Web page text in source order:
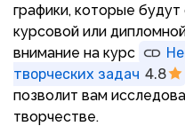
графики, которые
курсовой или
внимание на курс
творческих задач 4.8
позволит вам
творчестве.